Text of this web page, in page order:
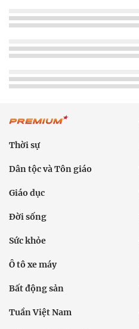
Thời sự
Dân tộc và Tôn giáo
Giáo dục
Đời sống
Sức khỏe
Ô tô xe máy
Bất động sản
Tuần Việt Nam